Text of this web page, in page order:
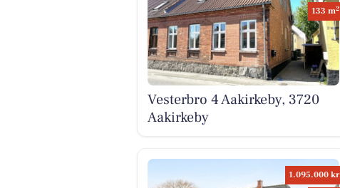
133 m2
Vesterbro 4 Aakirkeby, 3720
Aakirkeby
1.095.000 kr